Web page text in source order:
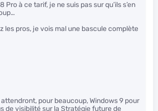
Pro à ce tarif, je ne suis pas sur qu’ils s’en
les pros, je vois mal une bascule complète
pour beaucoup, Windows 9 pour
de visibilité sur la Stratégie future de